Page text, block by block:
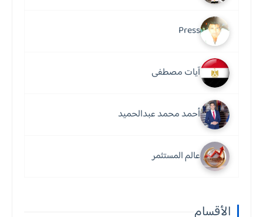
Press
آيات مصطفى
أحمد محمد عبدالحميد
عالم المستثمر
الأقسام